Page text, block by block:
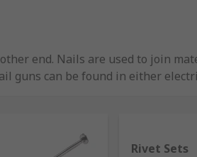
end. Nails are used to join
guns can be found in either
roofing, upholstery, and carpeting
Rivet Sets